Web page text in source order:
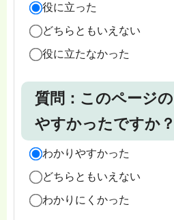
役に立った
どちらともいえない
役に立たなかった
質問：このページ
やすかったですか？
わかりやすかった
どちらともいえない
わかりにくかった